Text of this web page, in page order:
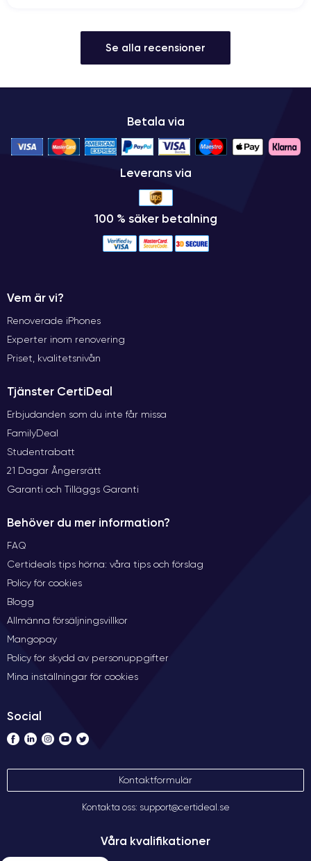
Se alla recensioner
Betala via
Leverans via
100 % säker betalning
Vem är vi?
Renoverade iPhones
Experter inom renovering
Priset, kvalitetsnivån
Tjänster CertiDeal
Erbjudanden som du inte får missa
FamilyDeal
Studentrabatt
21 Dagar Ångersrätt
Garanti och Tilläggs Garanti
Behöver du mer information?
FAQ
Certideals tips hörna: våra tips och förslag
Policy för cookies
Blogg
Allmänna försäljningsvillkor
Mangopay
Policy för skydd av personuppgifter
Mina inställningar för cookies
Social
Kontaktformulär
Kontakta oss: support@certideal.se
Våra kvalifikationer